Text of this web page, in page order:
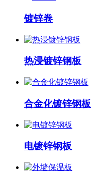
镀锌卷
热浸镀锌钢板
合金化镀锌钢板
电镀锌钢板